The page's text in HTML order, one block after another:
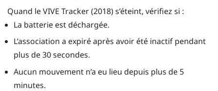
Quand leVIVE Tracker (2018)s’éteint, vérifiez si :
La batterie est déchargée.
L’association a expiré après avoir été inactif pendant
plus de 30 secondes.
Aucun mouvement n’a eu lieu depuis plus de 5
minutes.